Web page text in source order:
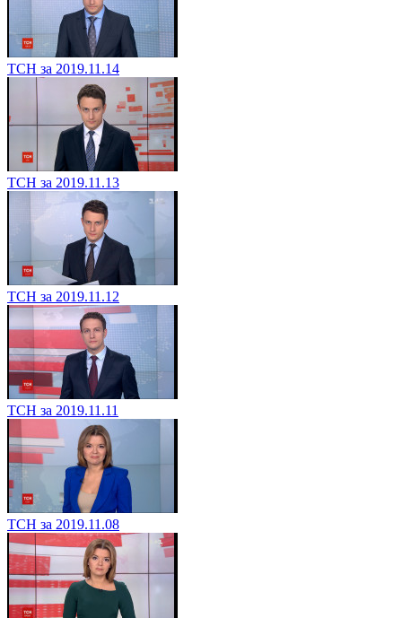
ТСН за 2019.11.14
ТСН за 2019.11.13
ТСН за 2019.11.12
ТСН за 2019.11.11
ТСН за 2019.11.08